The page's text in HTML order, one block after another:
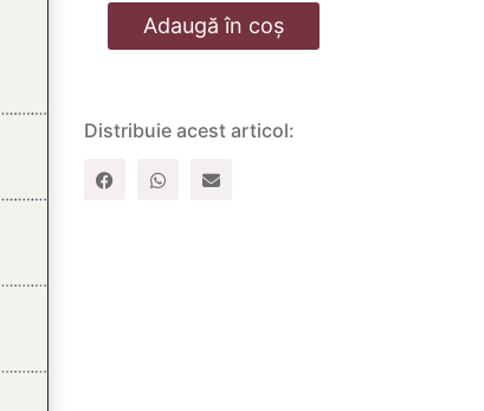
Cantitate
credintei
Adaugă în coș
Distribuie acest articol: